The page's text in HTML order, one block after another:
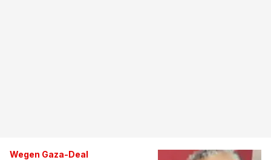
Wegen Gaza-Deal